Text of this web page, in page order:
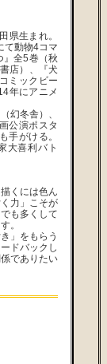
県生まれ。
て動物4コマ
』全5巻（秋
店）、『犬
ミックビー
年にアニメ
幻冬舎）、
公演ポスタ
手がける。
大喜利バト
くには色ん
力」こそが
も多くして
。
」をもらう
ドバックし
でありたい